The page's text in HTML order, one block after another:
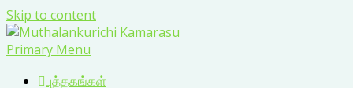
Skip to content
Primary Menu
புத்தகங்கள்